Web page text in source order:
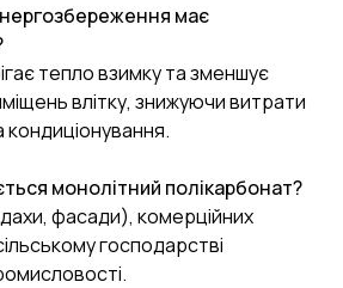
має
тепло взимку та зменшує
влітку, знижуючи витрати
монолітний полікарбонат?
фасади), комерційних
господарстві